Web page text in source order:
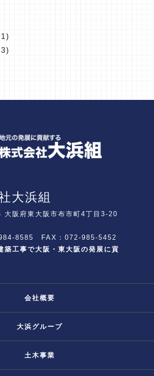
大浜組
阪府東大阪市布市町4丁目3-20
8585 FAX：072-985-5452
築工事で大阪・東大阪の発展に貢
会社概要
大浜グループ
土木事業